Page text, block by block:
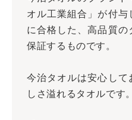
オル工業組合」が付
に合格した、高品質の
保証するものです。
今治タオルは安心して
しさ溢れるタオルです。